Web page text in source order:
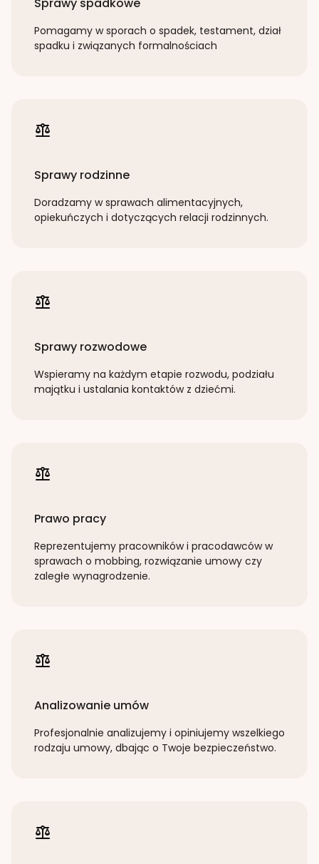
Pomagamy w sporach o spadek, testament, dział
spadku i związanych formalnościach
Sprawy rodzinne
Doradzamy w sprawach alimentacyjnych,
opiekuńczych i dotyczących relacji rodzinnych.
Sprawy rozwodowe
Wspieramy na każdym etapie rozwodu, podziału
majątku i ustalania kontaktów z dziećmi.
Prawo pracy
Reprezentujemy pracowników i pracodawców w
sprawach o mobbing, rozwiązanie umowy czy
zaległe wynagrodzenie.
Analizowanie umów
Profesjonalnie analizujemy i opiniujemy wszelkiego
rodzaju umowy, dbając o Twoje bezpieczeństwo.